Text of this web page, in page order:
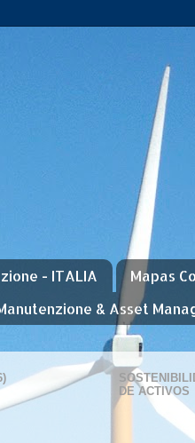
- ITALIA Mapas
& Asset
DE ACTIVOS